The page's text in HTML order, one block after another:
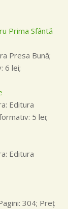
Prima Sfântă
Presa Bună;
6 lei;
Editura
5 lei;
Editura
304; Preţ